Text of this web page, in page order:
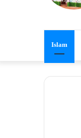
Islam